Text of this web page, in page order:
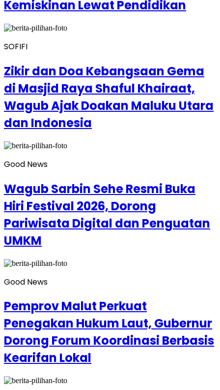
Kemiskinan Lewat Pendidikan
SOFIFI
Zikir dan Doa Kebangsaan Gema
di Masjid Raya Shaful Khairaat,
Wagub Ajak Doakan Maluku Utara
dan Indonesia
Good News
Wagub Sarbin Sehe Resmi Buka
Hiri Festival 2026, Dorong
Pariwisata Digital dan Penguatan
UMKM
Good News
Pemprov Malut Perkuat
Penegakan Hukum Laut, Gubernur
Dorong Forum Koordinasi Berbasis
Kearifan Lokal